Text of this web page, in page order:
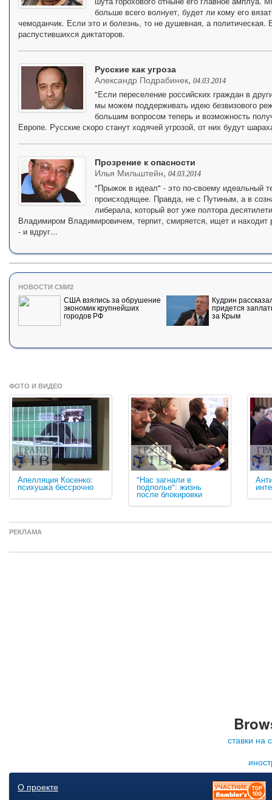
больше всего волнует, будет ли кому его
чемоданчик. Если это и болезнь, то не душевная, а политическая.
распустившихся диктаторов.
Русские как угроза
Александр Подрабинек, 04.03.2014
"Если переселение российских граждан в
мы можем поддерживать идею безвизового
большим вопросом теперь и возможность
Европе. Русские скоро станут ходячей угрозой, от них будут
Прозрение к опасности
Илья Мильштейн, 04.03.2014
"Прыжок в идеал" - это по-своему идеальный
происходящее. Правда, не с Путиным, а в
либерала, который вот уже полтора
Владимиром Владимировичем, терпит, смиряется, ищет и находит
- и вдруг...
НОВОСТИ СМИ2
США взялись за обрушение
экономик крупнейших
городов РФ
Кудрин
придется
за Крым
ФОТО И ВИДЕО
Апелляция Косенко:
психушка бессрочно
"Нас загнали в
подполье": жизнь
после блокировки
РЕКЛАМА
ставки на
О проекте